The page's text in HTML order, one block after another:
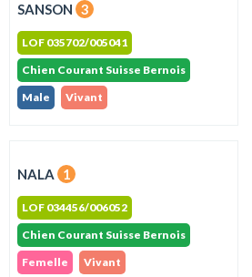
SANSON 3
LOF 035702/005041
Chien Courant Suisse Bernois
Male
Vivant
NALA 1
LOF 034456/006052
Chien Courant Suisse Bernois
Femelle
Vivant